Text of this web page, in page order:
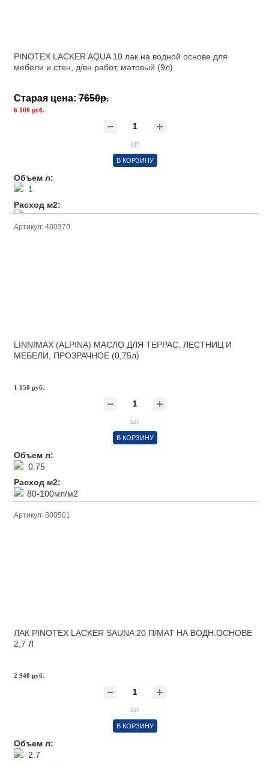
PINOTEX LACKER AQUA 10 лак на водной основе для
мебели и стен, д/вн.работ, матовый (9л)
Старая цена: 7650р.
6 100 руб.
шт
В КОРЗИНУ
Объем л:
1
Расход м2:
1л/ 13м2
Артикул: 400370
LINNIMAX (ALPINA) МАСЛО ДЛЯ ТЕРРАС, ЛЕСТНИЦ И
МЕБЕЛИ, ПРОЗРАЧНОЕ (0,75л)
1 150 руб.
шт
В КОРЗИНУ
Объем л:
0.75
Расход м2:
80-100мл/м2
Артикул: 800501
ЛАК PINOTEX LACKER SAUNA 20 П/МАТ НА ВОДН.ОСНОВЕ
2,7 Л
2 940 руб.
шт
В КОРЗИНУ
Объем л:
2.7